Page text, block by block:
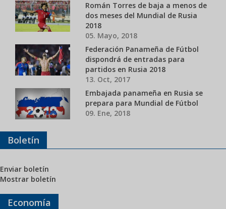
Román Torres de baja a menos de
dos meses del Mundial de Rusia
2018
05. Mayo, 2018
Federación Panameña de Fútbol
dispondrá de entradas para
partidos en Rusia 2018
13. Oct, 2017
Embajada panameña en Rusia se
prepara para Mundial de Fútbol
09. Ene, 2018
Boletín
Enviar boletín
Mostrar boletín
Economía